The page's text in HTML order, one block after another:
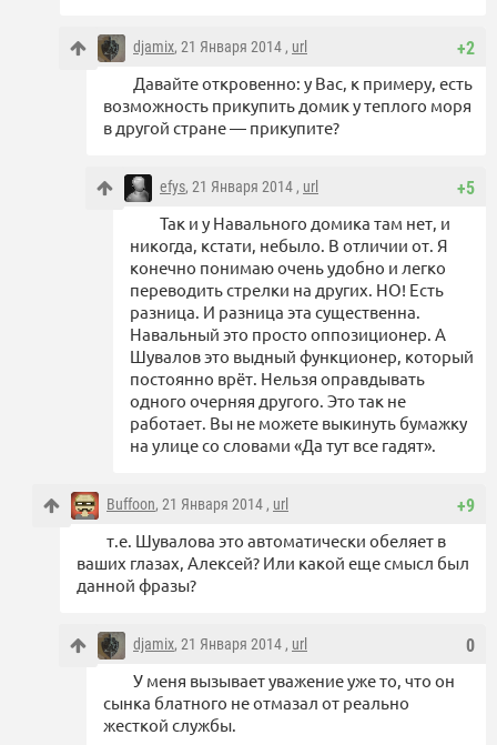
+2
djamix, 21 Января 2014 , url
Давайте откровенно: у Вас, к примеру, есть
возможность прикупить домик у теплого моря
в другой стране — прикупите?
+5
efys, 21 Января 2014 , url
Так и у Навального домика там нет, и
никогда, кстати, небыло. В отличии от. Я
конечно понимаю очень удобно и легко
переводить стрелки на других. НО! Есть
разница. И разница эта существенна.
Навальный это просто оппозиционер. А
Шувалов это выдный функционер, который
постоянно врёт. Нельзя оправдывать
одного очерняя другого. Это так не
работает. Вы не можете выкинуть бумажку
на улице со словами «Да тут все гадят».
+9
Buffoon, 21 Января 2014 , url
т.е. Шувалова это автоматически обеляет в
ваших глазах, Алексей? Или какой еще смысл был
данной фразы?
0
djamix, 21 Января 2014 , url
У меня вызывает уважение уже то, что он
сынка блатного не отмазал от реально
жесткой службы.